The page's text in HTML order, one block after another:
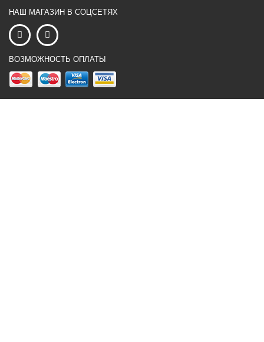
НАШ МАГАЗИН В СОЦСЕТЯХ
ВОЗМОЖНОСТЬ ОПЛАТЫ